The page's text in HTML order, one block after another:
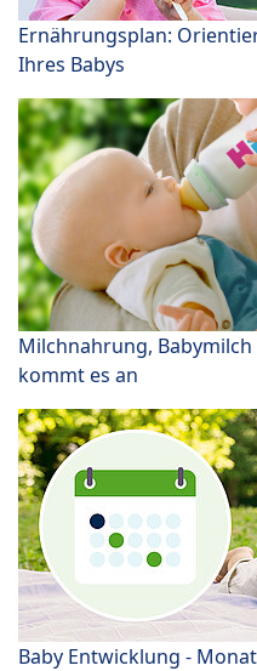
Ernährungsplan:
Ihres Babys
Milchnahrung,
kommt es an
Baby Entwicklung -